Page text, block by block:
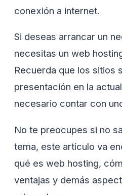
conexión a internet.
Si deseas arrancar un
necesitas un web
Recuerda que los sitios
presentación en la
necesario contar con
No te preocupes si no
tema, este artículo va
qué es web hosting,
ventajas y demás